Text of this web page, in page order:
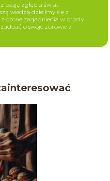
pasją zgłębia świat
wiedzą dzielimy się z
zagadnienia w prosty
o swoje zdrowie z